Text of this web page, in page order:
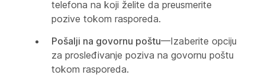
telefona na koji želite da preusmerite
pozive tokom rasporeda.
Pošalji na govornu poštu—Izaberite opciju
za prosleđivanje poziva na govornu poštu
tokom rasporeda.